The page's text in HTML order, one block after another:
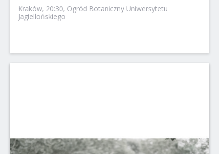
Kraków, 20:30, Ogród Botaniczny Uniwersytetu
Jagiellońskiego